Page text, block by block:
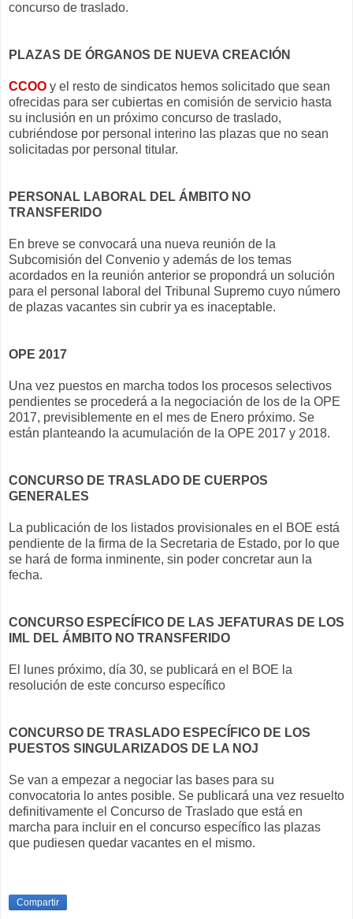
concurso de traslado.
PLAZAS DE ÓRGANOS DE NUEVA CREACIÓN
CCOO y el resto de sindicatos hemos solicitado que sean
ofrecidas para ser cubiertas en comisión de servicio hasta
su inclusión en un próximo concurso de traslado,
cubriéndose por personal interino las plazas que no sean
solicitadas por personal titular.
PERSONAL LABORAL DEL ÁMBITO NO
TRANSFERIDO
En breve se convocará una nueva reunión de la
Subcomisión del Convenio y además de los temas
acordados en la reunión anterior se propondrá un solución
para el personal laboral del Tribunal Supremo cuyo número
de plazas vacantes sin cubrir ya es inaceptable.
OPE 2017
Una vez puestos en marcha todos los procesos selectivos
pendientes se procederá a la negociación de los de la OPE
2017, previsiblemente en el mes de Enero próximo. Se
están planteando la acumulación de la OPE 2017 y 2018.
CONCURSO DE TRASLADO DE CUERPOS
GENERALES
La publicación de los listados provisionales en el BOE está
pendiente de la firma de la Secretaria de Estado, por lo que
se hará de forma inminente, sin poder concretar aun la
fecha.
CONCURSO ESPECÍFICO DE LAS JEFATURAS DE LOS
IML DEL ÁMBITO NO TRANSFERIDO
El lunes próximo, día 30, se publicará en el BOE la
resolución de este concurso específico
CONCURSO DE TRASLADO ESPECÍFICO DE LOS
PUESTOS SINGULARIZADOS DE LA NOJ
Se van a empezar a negociar las bases para su
convocatoria lo antes posible. Se publicará una vez resuelto
definitivamente el Concurso de Traslado que está en
marcha para incluir en el concurso específico las plazas
que pudiesen quedar vacantes en el mismo.
Compartir